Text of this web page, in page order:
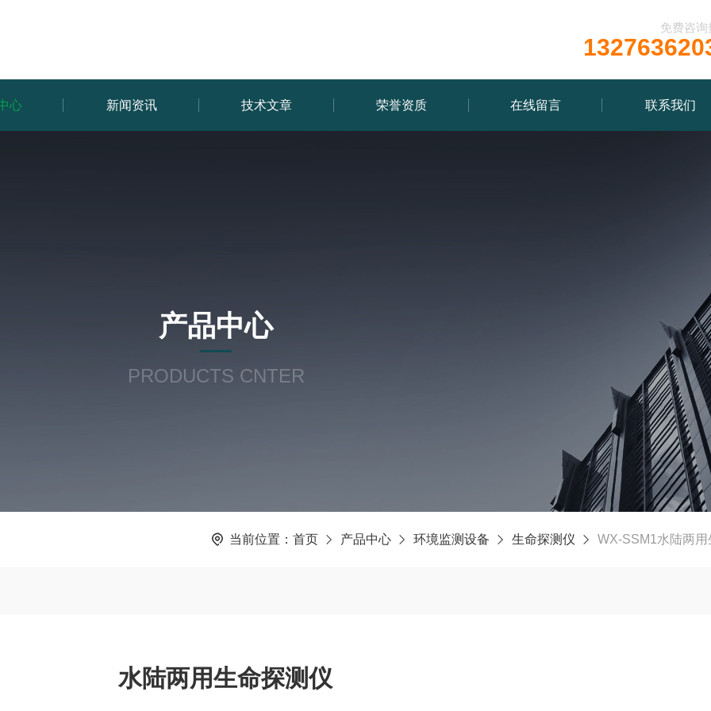
免费咨询
心 新闻资讯 技术文章 荣誉资质 在线留言 联系我们
产品中心
PRODUCTS CNTER
当前位置： 首页 产品中心 环境监测设备 生命探测仪 WX-SSM1水陆两
水陆两用生命探测仪